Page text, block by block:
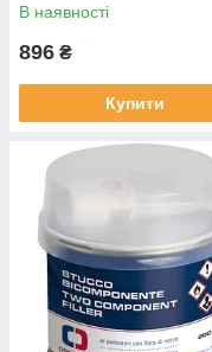
В наявності
896 ₴
Купити